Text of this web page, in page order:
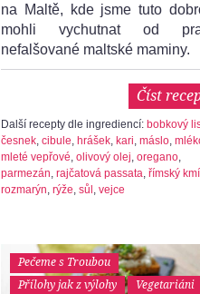
na Maltě, kde jsme tuto
mohli vychutnat od
nefalšované maltské maminy.
Číst
Další recepty dle ingrediencí: bobkový
česnek, cibule, hrášek, kari, máslo,
mleté vepřové, olivový olej, oregano,
parmezán, rajčatová passata, římský
rozmarýn, rýže, sůl, vejce
Pečeme s Troubou
Přílohy jak z výlohy
Vegetariáni